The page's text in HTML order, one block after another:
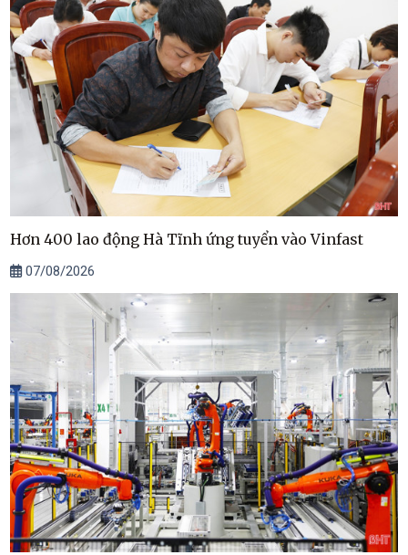
Hơn 400 lao động Hà Tĩnh ứng tuyển vào Vinfast
07/08/2026